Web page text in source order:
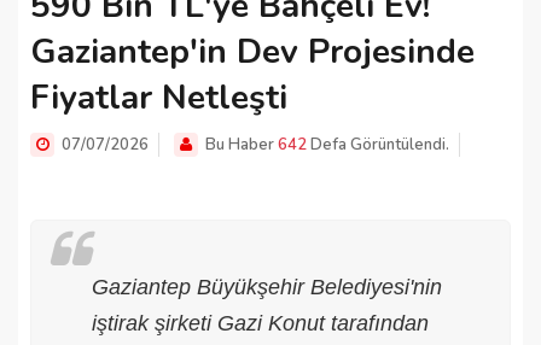
Gaziantep'in Dev Projesinde
Fiyatlar Netleşti
07/07/2026 Bu Haber642Defa Görüntülendi.
Gaziantep Büyükşehir Belediyesi'nin
iştirak şirketi Gazi Konut tarafından